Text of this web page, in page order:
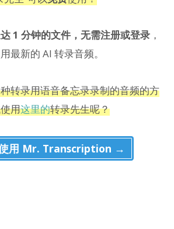
1 分钟的文件，无需注册或登录 ，
最新的 AI 转录音频。
转录用语音备忘录录制的音频的方
用这里的转录先生呢？
用 Mr. Transcription →